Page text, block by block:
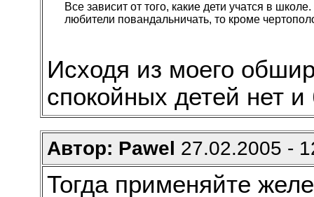
Все зависит от того, какие дети учатся в
любители повандальничать, то кроме
Исходя из моего
спокойных детей нет
Автор: Pawel 27.02.2005 -
Тогда применяйте